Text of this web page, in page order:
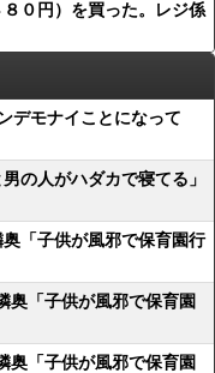
０円）を買った。レジ係
デモナイことになって
の人がハダカで寝てる」
「子供が風邪で保育園行
奥「子供が風邪で保育園
奥「子供が風邪で保育園